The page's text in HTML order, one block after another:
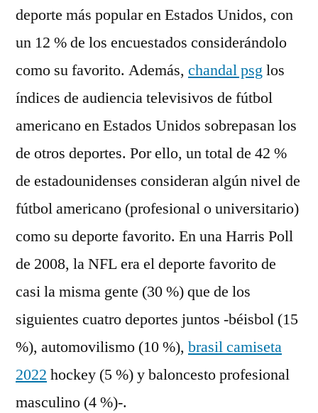
deporte más popular en Estados Unidos, con
un 12 % de los encuestados considerándolo
como su favorito. Además, chandal psglos
índices de audiencia televisivos de fútbol
americano en Estados Unidos sobrepasan los
de otros deportes. Por ello, un total de 42 %
de estadounidenses consideran algún nivel de
fútbol americano (profesional o universitario)
como su deporte favorito. En una Harris Poll
de 2008, la NFL era el deporte favorito de
casi la misma gente (30 %) que de los
siguientes cuatro deportes juntos -béisbol (15
%), automovilismo (10 %), brasil camiseta
2022 hockey (5 %) y baloncesto profesional
masculino (4 %)-.